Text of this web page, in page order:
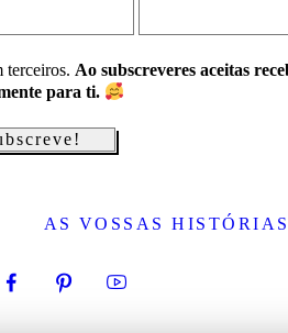
terceiros. Ao subscreveres aceitas
para ti.
AS VOSSAS HISTÓRIAS